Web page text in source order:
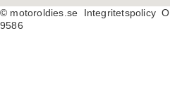
© motoroldies.se
Integritetspolicy
9586